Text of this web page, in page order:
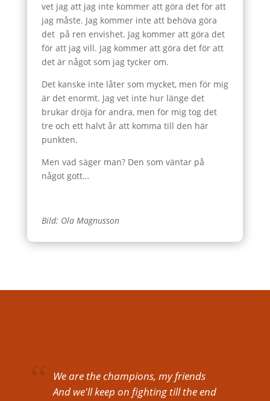
vet jag att jag inte kommer att göra det för att
jag måste. Jag kommer inte att behöva göra
det på ren envishet. Jag kommer att göra det
för att jag vill. Jag kommer att göra det för att
det är något som jag tycker om.
Det kanske inte låter som mycket, men för mig
är det enormt. Jag vet inte hur länge det
brukar dröja för andra, men för mig tog det
tre och ett halvt år att komma till den här
punkten.
Men vad säger man? Den som väntar på
något gott…
Bild: Ola Magnusson
We are the champions, my friends
And we'll keep on fighting till the end